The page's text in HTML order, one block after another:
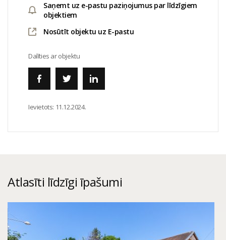
Saņemt uz e-pastu paziņojumus par līdzīgiem
objektiem
Nosūtīt objektu uz E-pastu
Dalīties ar objektu
Ievietots: 11.12.2024.
Atlasīti līdzīgi īpašumi